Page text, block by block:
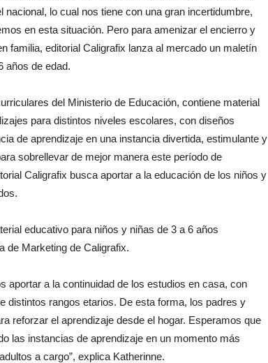
lo cual nos tiene con una gran incertidumbre,
en esta situación. Pero para amenizar el encierro y
familia, editorial Caligrafix lanza al mercado un maletín
años de edad.
del Ministerio de Educación, contiene material
para distintos niveles escolares, con diseños
de aprendizaje en una instancia divertida, estimulante y
sobrellevar de mejor manera este período de
Caligrafix busca aportar a la educación de los niños y
educativo para niños y niñas de 3 a 6 años
de Marketing de Caligrafix.
aportar a la continuidad de los estudios en casa, con
distintos rangos etarios. De esta forma, los padres y
reforzar el aprendizaje desde el hogar. Esperamos que
las instancias de aprendizaje en un momento más
a cargo”, explica Katherinne.